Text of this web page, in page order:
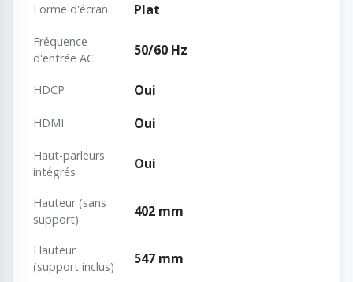
Forme d'écran Plat
Fréquence
d'entrée AC
50/60 Hz
HDCP Oui
HDMI Oui
Haut-parleurs
intégrés
Oui
Hauteur (sans
support)
402 mm
Hauteur
(support inclus)
547 mm